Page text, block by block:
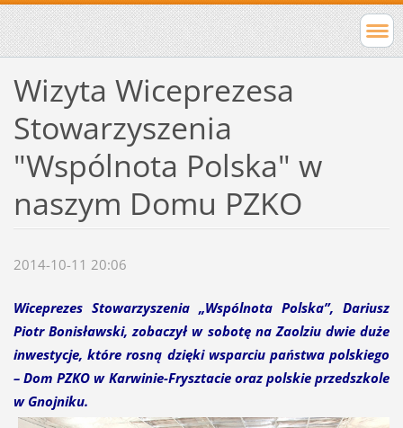
Wizyta Wiceprezesa
Stowarzyszenia
"Wspólnota Polska" w
naszym Domu PZKO
2014-10-11 20:06
Wiceprezes Stowarzyszenia „Wspólnota Polska”, Dariusz
Piotr Bonisławski, zobaczył w sobotę na Zaolziu dwie duże
inwestycje, które rosną dzięki wsparciu państwa polskiego
– Dom PZKO w Karwinie-Frysztacie oraz polskie przedszkole
w Gnojniku.